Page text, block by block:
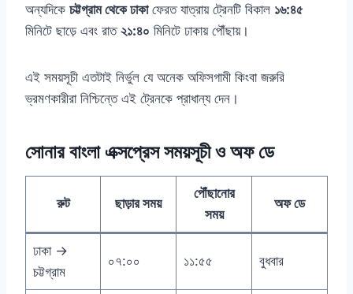
অন্যদিকে চট্টগ্রাম থেকে ঢাকাফেরত যাত্রায় ট্রেনটি বিকাল ১৬:৪৫
মিনিটে ছাড়ে এবং রাত ২১:৪০ মিনিটে ঢাকায় পৌঁছায়।
এই সময়সূচী এতটাই নির্ভুল যে অনেক অফিসগামী কিংবা জরুরি
ভ্রমণকারীরা নিশ্চিন্তে এই ট্রেনকে প্রাধান্য দেন।
সোনার বাংলা এক্সপ্রেস সময়সূচী ও অফ ডে
রুট ছাড়ার সময়
পৌঁছানোর
সময়
অফ ডে
ঢাকা →
চট্টগ্রাম
০৭:০০ ১১:৫৫ বুধবার